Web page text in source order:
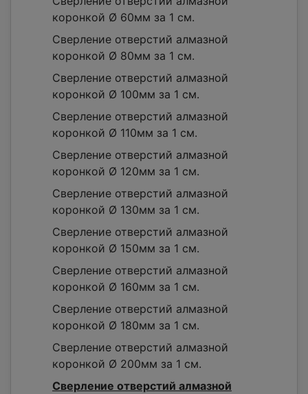
коронкой Ø 60мм за 1 см.
Сверление отверстий алмазной
коронкой Ø 80мм за 1 см.
Сверление отверстий алмазной
коронкой Ø 100мм за 1 см.
Сверление отверстий алмазной
коронкой Ø 110мм за 1 см.
Сверление отверстий алмазной
коронкой Ø 120мм за 1 см.
Сверление отверстий алмазной
коронкой Ø 130мм за 1 см.
Сверление отверстий алмазной
коронкой Ø 150мм за 1 см.
Сверление отверстий алмазной
коронкой Ø 160мм за 1 см.
Сверление отверстий алмазной
коронкой Ø 180мм за 1 см.
Сверление отверстий алмазной
коронкой Ø 200мм за 1 см.
Сверление отверстий алмазной